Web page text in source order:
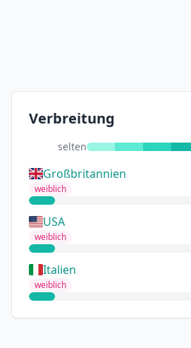
Verbreitung
selten
Großbritannien
weiblich
USA
weiblich
Italien
weiblich